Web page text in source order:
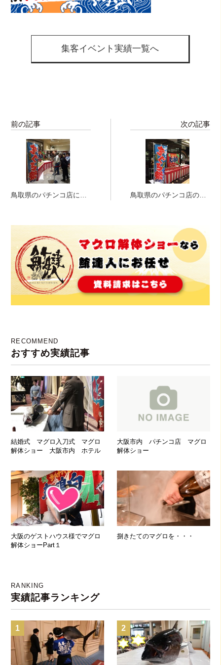
集客イベント実績一覧へ
前の記事
鳥取県のパチンコ店に
次の記事
鳥取県のパチンコ店の集
RECOMMEND
おすすめ実績記事
結婚式 マグロ入刀式 マグロ
解体ショー 大阪市内 ホテル
大阪市内 パチンコ店 マグロ
解体ショー
大阪のゲストハウス様でマグロ
解体ショーPart１
捌きたてのマグロを・・・
RANKING
実績記事ランキング
1 2